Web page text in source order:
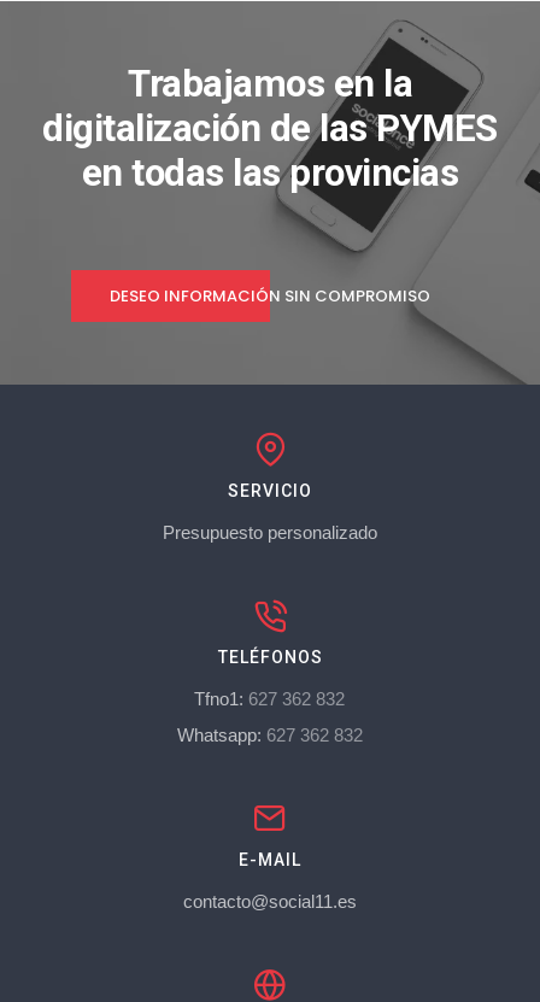
Trabajamos en la
digitalización de las PYMES
en todas las provincias
DESEO INFORMACIÓN SIN COMPROMISO
SERVICIO
Presupuesto personalizado
TELÉFONOS
Tfno1: 627 362 832
Whatsapp: 627 362 832
E-MAIL
contacto@social11.es